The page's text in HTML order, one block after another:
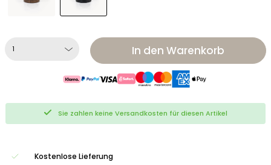
In den Warenkorb
Sie zahlen keine Versandkosten für diesen Artikel
Kostenlose Lieferung